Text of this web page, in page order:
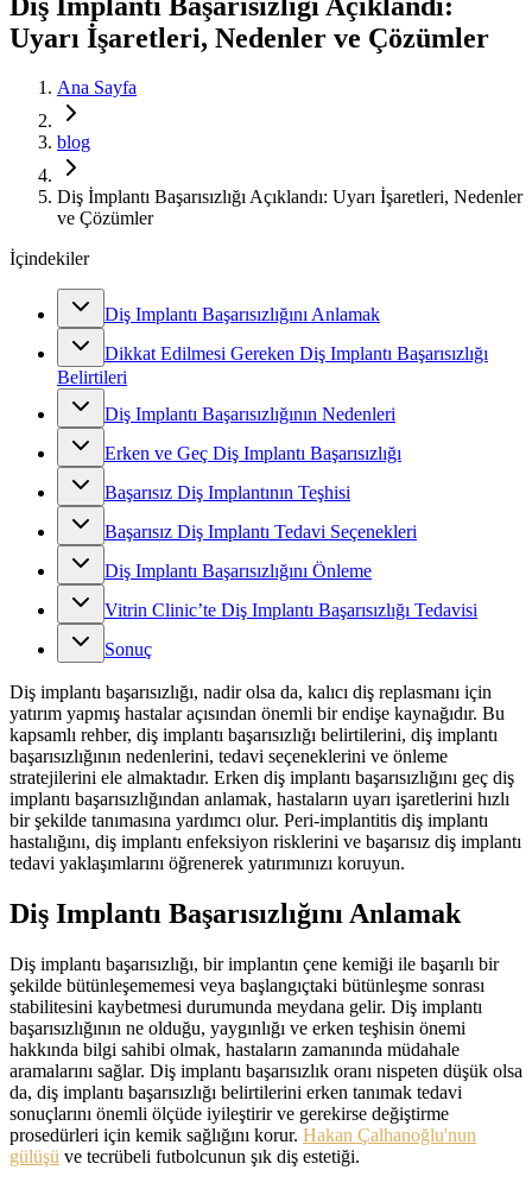
Uyarı İşaretleri, Nedenler ve Çözümler
Ana Sayfa
blog
Diş İmplantı Başarısızlığı Açıklandı: Uyarı İşaretleri, Nedenler
ve Çözümler
İçindekiler
Diş Implantı Başarısızlığını Anlamak
Dikkat Edilmesi Gereken Diş Implantı Başarısızlığı
Belirtileri
Diş Implantı Başarısızlığının Nedenleri
Erken ve Geç Diş Implantı Başarısızlığı
Başarısız Diş Implantının Teşhisi
Başarısız Diş Implantı Tedavi Seçenekleri
Diş Implantı Başarısızlığını Önleme
Vitrin Clinic’te Diş Implantı Başarısızlığı Tedavisi
Sonuç
Diş implantı başarısızlığı, nadir olsa da, kalıcı diş replasmanı için
yatırım yapmış hastalar açısından önemli bir endişe kaynağıdır. Bu
kapsamlı rehber, diş implantı başarısızlığı belirtilerini, diş implantı
başarısızlığının nedenlerini, tedavi seçeneklerini ve önleme
stratejilerini ele almaktadır. Erken diş implantı başarısızlığını geç diş
implantı başarısızlığından anlamak, hastaların uyarı işaretlerini hızlı
bir şekilde tanımasına yardımcı olur. Peri-implantitis diş implantı
hastalığını, diş implantı enfeksiyon risklerini ve başarısız diş implantı
tedavi yaklaşımlarını öğrenerek yatırımınızı koruyun.
Diş Implantı Başarısızlığını Anlamak
Diş implantı başarısızlığı, bir implantın çene kemiği ile başarılı bir
şekilde bütünleşememesi veya başlangıçtaki bütünleşme sonrası
stabilitesini kaybetmesi durumunda meydana gelir. Diş implantı
başarısızlığının ne olduğu, yaygınlığı ve erken teşhisin önemi
hakkında bilgi sahibi olmak, hastaların zamanında müdahale
aramalarını sağlar. Diş implantı başarısızlık oranı nispeten düşük olsa
da, diş implantı başarısızlığı belirtilerini erken tanımak tedavi
sonuçlarını önemli ölçüde iyileştirir ve gerekirse değiştirme
prosedürleri için kemik sağlığını korur. Hakan Çalhanoğlu'nun
gülüşü ve tecrübeli futbolcunun şık diş estetiği.